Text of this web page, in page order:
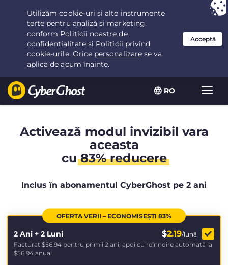
RO
Ai ales:Cea mai bună ofertăpentru 2.1666666666667ani la $
Activează modul invizibil vara
aceasta
cu83% reducere
Inclus în abonamentul CyberGhost pe 2 ani
OFERTA VERII – ECONOMISEȘTI 83%
2 Ani + 2 Luni $2.19/lună
Facturat $56.94 pentru primii 2 ani, apoi cu reînnoire automată la
$56.94 anual